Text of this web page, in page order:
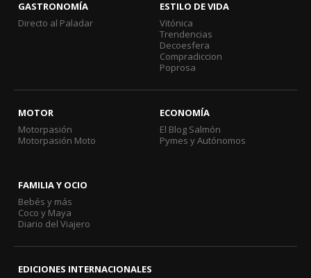
GASTRONOMÍA
Directo al Paladar
ESTILO DE VIDA
Vitónica
Trendencias
Decoesfera
Compradiccion
Poprosa
MOTOR
Motorpasión
Motorpasión Moto
ECONOMÍA
El Blog Salmón
Pymes y Autónomos
FAMILIA Y OCIO
Bebés y más
Coco y Maya
Diario del Viajero
EDICIONES INTERNACIONALES